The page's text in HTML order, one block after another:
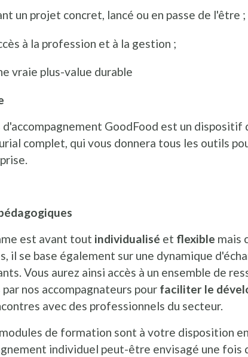
un projet concret, lancé ou en passe de l'être ;
à la profession et à la gestion ;
vraie plus-value durable
d'accompagnement GoodFood est un dispositif
complet, qui vous donnera tous les outils
est avant tout individualisé et flexible mais
il se base également sur une dynamique
Vous aurez ainsi accès à un ensemble de
nos accompagnateurs pour faciliter le
avec des professionnels du secteur.
de formation sont à votre disposition
individuel peut-être envisagé une fois